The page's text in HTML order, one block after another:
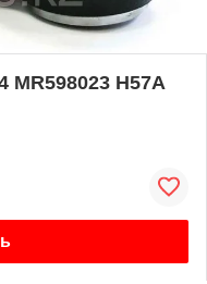
MR598023 H57A